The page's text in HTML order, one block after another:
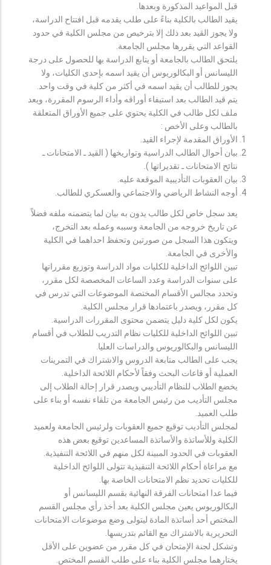
قبل المواعيد المذكورة وبعدها.
يقيد الطالب بالكلية بناءً على طلب يقدمه قبل افتتاح الدراسة،
ولا يجوز القيد بعد ذلك إلا بترخيص من مجلس الكلية في حدود
القواعد التي يقررها مجلس الجامعة.
يلتحق الطالب بالجامعة أو يتابع الدراسة بها للحصول على درجة
الليسانس أو البكالوريوس أن يقيد اسمه بإحدى الكليات، ولا
يجوز للطالب أن يقيد اسمه في أكثر من كلية في وقت واحد.
يتم قيد الطالب بعد استيفاء أوراقه وأداء الرسوم المقررة، ويعد
ملف لكل طالب في الكلية يحتوي على جميع الأوراق المتعلقة
بالطالب وعلى الأخص :
الأوراق المقدمة لإجراء القيد.
بيان أحوال الطالب الدراسية وتواريخها ( القيد ـ الامتحانات ـ
نتائح الامتحانات ـ تقديراتها ).
بيان العقوبات التأديبية الموقعة عليه.
أوجه النشاط الرياضي والاجتماعي والعسكري للطالب.
يعد سجل خاص لكل طالب يدون به بيان لما يتضمنه ملفه فضلاً
عن تاريخ خروجه من الجامعة وسببه وعمله بعد التخرج،
ويتكون هذا السجل من صورتين وتحفظ احداهما في الكلية
والأخرى في الجامعة.
تبين اللوائح الداخلية للكليات مواد الدراسة وتوزيع مقرراتها
على سنوات الدراسة وعدد الساعات المخصصة لكل مقرر،
وتحدد مجالس الأقسام المختصة الموضوعات التي تدرس في
كل مقرر، ويصدر باعتمادها قرار مجلس الكلية.
يكون لكل كلية دليل يتضمن محتوى المقررات الدراسية.
تبين اللوائح الداخلية للكليات نظام التدريب للطلاب في أقسام
الليسانس والبكالوريوس والدراسات العليا.
يجب على الطالب متابعة الدروس والاشتراك في التمرينات
العملية أو قاعات البحث وفقاً لأحكام اللائحة الداخلية.
يخضع الطلاب للنظام التأديبي ويصدر قرار إحالة الطلاب إلى
مجلس التأديب من رئيس الجامعة من تلقاء نفسه أو بناء على
طلب العميد.
لمجلس التأديب توقيع جميع العقوبات ولرئيس الجامعة ولعميد
الكلية وللأساتذة والأساتذة المساعدين توقيع بعض هذه
العقوبات في الحدود المبينة لكل منهم في اللائحة التنفيذية.
مع مراعاة أحكام اللائحة التنفيذية تتولى اللوائح الداخلية
للكليات تحديد نظم الامتحانات الخاصة بها.
فيما عدا امتحانات الفرقة النهائية بقسم الليسانس أو
البكالوريوس يعين مجلس الكلية بعد أخذ رأي مجلس القسم
المختص أحد أساتذة المادة ليتولى وضع موضوعات الامتحانات
التحريرية بالاشتراك مع القائم بتدريسها.
وتشكل لجنة الإمتحان في كل مقرر من عضوين على الأقل
يختارهما مجلس الكلية بناء على طلب القسم المختص.